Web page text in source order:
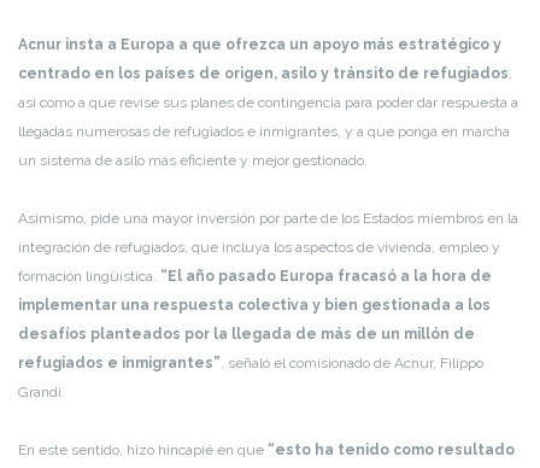
Acnur insta a Europa a que ofrezca un apoyo más estratégico y
centrado en los países de origen, asilo y tránsito de refugiados,
así como a que revise sus planes de contingencia para poder dar respuesta a
llegadas numerosas de refugiados e inmigrantes, y a que ponga en marcha
un sistema de asilo más eficiente y mejor gestionado.
Asimismo, pide una mayor inversión por parte de los Estados miembros en la
integración de refugiados, que incluya los aspectos de vivienda, empleo y
formación lingüística. “El año pasado Europa fracasó a la hora de
implementar una respuesta colectiva y bien gestionada a los
desafíos planteados por la llegada de más de un millón de
refugiados e inmigrantes”, señaló el comisionado de Acnur, Filippo
Grandi.
En este sentido, hizo hincapié en que “esto ha tenido como resultado